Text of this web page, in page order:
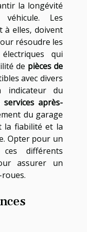
la longévité
Les
à elles, doivent
résoudre les
qui
de pièces de
avec divers
indicateur du
services après-
du garage
la fiabilité et la
Opter pour un
différents
assurer un